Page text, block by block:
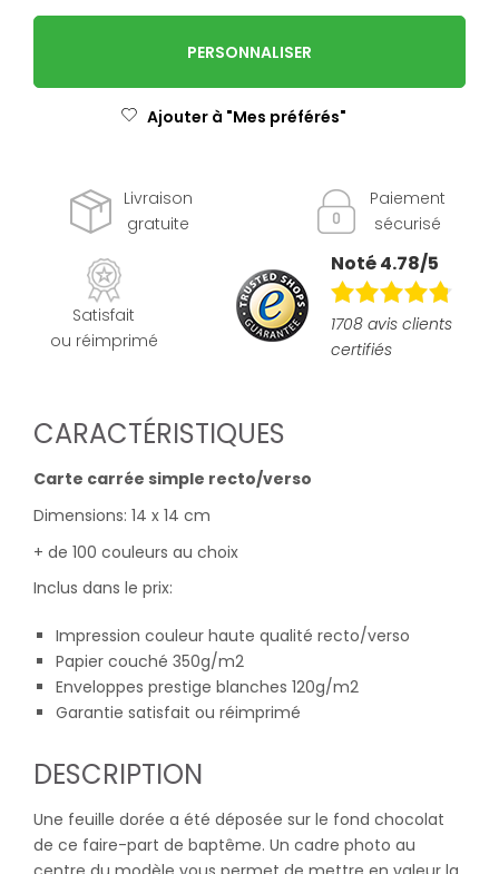
PERSONNALISER
Ajouter à "Mes préférés"
Livraison
gratuite
Paiement
sécurisé
Satisfait
ou réimprimé
Noté 4.78/5
1708 avis clients
certifiés
CARACTÉRISTIQUES
Carte carrée simple recto/verso
Dimensions: 14 x 14 cm
+ de 100 couleurs au choix
Inclus dans le prix:
Impression couleur haute qualité recto/verso
Papier couché 350g/m2
Enveloppes prestige blanches 120g/m2
Garantie satisfait ou réimprimé
DESCRIPTION
Une feuille dorée a été déposée sur le fond chocolat
de ce faire-part de baptême. Un cadre photo au